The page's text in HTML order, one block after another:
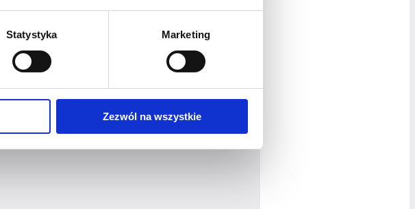
Statystyka Marketing
Zezwól na wszystkie